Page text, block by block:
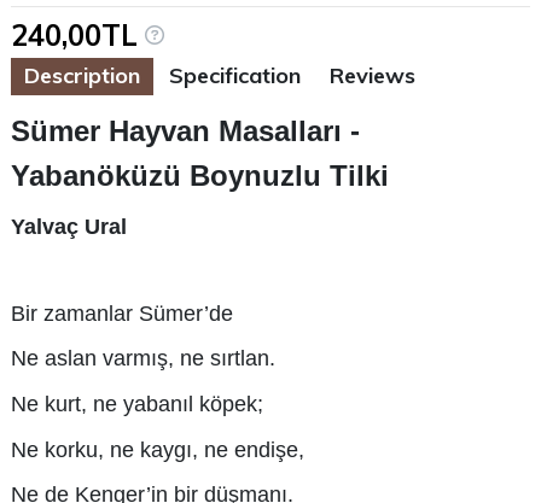
Description Specification Reviews
Sümer Hayvan Masalları -
Yabanöküzü Boynuzlu Tilki
Yalvaç Ural
Bir zamanlar Sümer’de
Ne aslan varmış, ne sırtlan.
Ne kurt, ne yabanıl köpek;
Ne korku, ne kaygı, ne endişe,
Ne de Kenger’in bir düşmanı.
240,00TL